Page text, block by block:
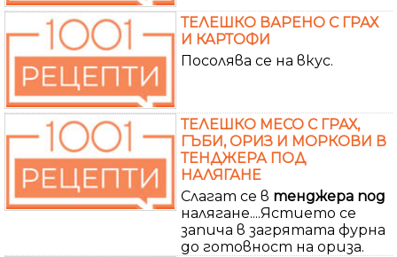
ТЕЛЕШКО ВАРЕНО С ГРАХ
И КАРТОФИ
Посолява се на вкус.
ТЕЛЕШКО МЕСО С ГРАХ,
ГЪБИ, ОРИЗ И МОРКОВИ В
ТЕНДЖЕРА ПОД
НАЛЯГАНЕ
Слагат се в тенджера под
налягане....Ястието се
запича в загрятата фурна
до готовност на ориза.